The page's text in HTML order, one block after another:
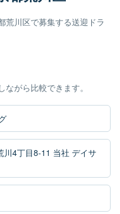
荒川区で募集する送迎ドラ
がら比較できます。
川4丁目8-11 当社 デイサ